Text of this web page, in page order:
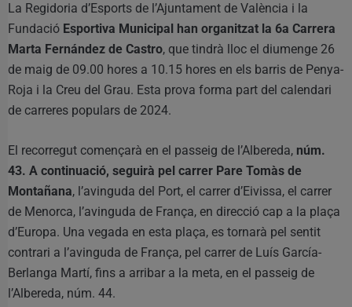
La Regidoria d’Esports de l’Ajuntament de València i la
Fundació Esportiva Municipal han organitzat la 6a Carrera
Marta Fernández de Castro, que tindrà lloc el diumenge 26
de maig de 09.00 hores a 10.15 hores en els barris de Penya-
Roja i la Creu del Grau. Esta prova forma part del calendari
de carreres populars de 2024.
El recorregut començarà en el passeig de l’Albereda, núm.
43. A continuació, seguirà pel carrer Pare Tomàs de
Montañana, l’avinguda del Port, el carrer d’Eivissa, el carrer
de Menorca, l’avinguda de França, en direcció cap a la plaça
d’Europa. Una vegada en esta plaça, es tornarà pel sentit
contrari a l’avinguda de França, pel carrer de Luís García-
Berlanga Martí, fins a arribar a la meta, en el passeig de
l’Albereda, núm. 44.